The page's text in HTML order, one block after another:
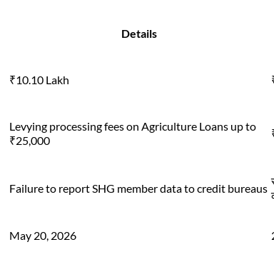
Details
₹10.10 Lakh
Levying processing fees on Agriculture Loans up to
₹25,000
Failure to report SHG member data to credit bureaus
May 20, 2026